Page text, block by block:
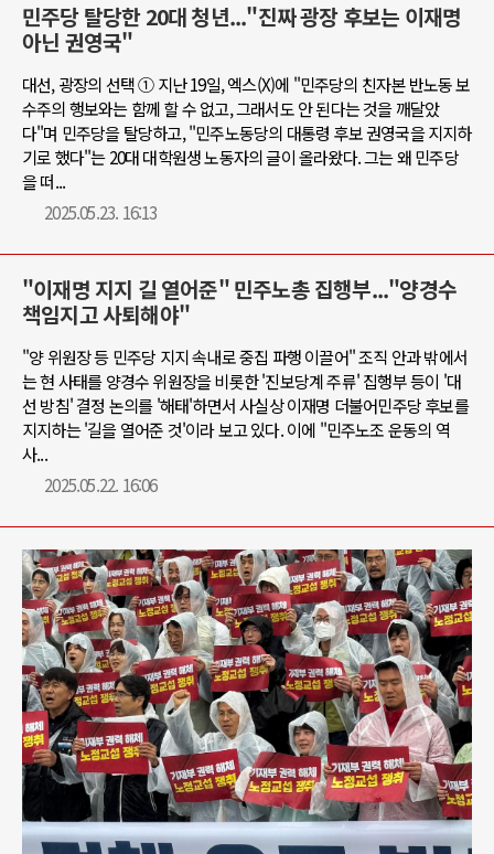
민주당 탈당한 20대 청년..."진짜 광장 후보는 이재명
아닌 권영국"
대선, 광장의 선택 ① 지난 19일, 엑스(X)에 "민주당의 친자본 반노동 보
수주의 행보와는 함께 할 수 없고, 그래서도 안 된다는 것을 깨달았
다"며 민주당을 탈당하고, "민주노동당의 대통령 후보 권영국을 지지하
기로 했다"는 20대 대학원생 노동자의 글이 올라왔다. 그는 왜 민주당
을 떠...
2025.05.23. 16:13
"이재명 지지 길 열어준" 민주노총 집행부..."양경수
책임지고 사퇴해야"
"양 위원장 등 민주당 지지 속내로 중집 파행 이끌어" 조직 안과 밖에서
는 현 사태를 양경수 위원장을 비롯한 '진보당계 주류' 집행부 등이 '대
선 방침' 결정 논의를 '해태'하면서 사실상 이재명 더불어민주당 후보를
지지하는 '길을 열어준 것'이라 보고 있다. 이에 "민주노조 운동의 역
사...
2025.05.22. 16:06